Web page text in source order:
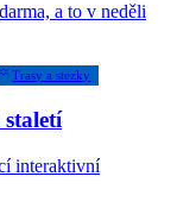
a to v neděli
Trasy a stezky
interaktivní